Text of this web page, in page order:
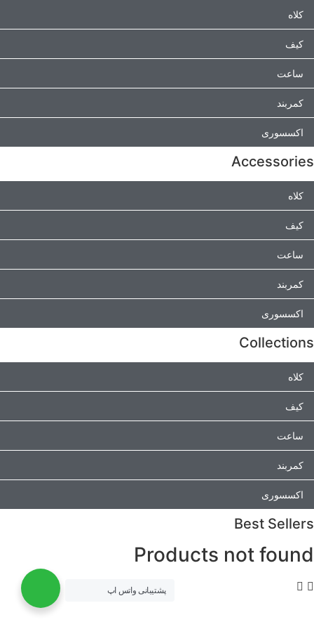
کلاه
کیف
ساعت
کمربند
اکسسوری
Accessories
کلاه
کیف
ساعت
کمربند
اکسسوری
Collections
کلاه
کیف
ساعت
کمربند
اکسسوری
Best Sellers
Products not found
پشتیبانی واتس اپ